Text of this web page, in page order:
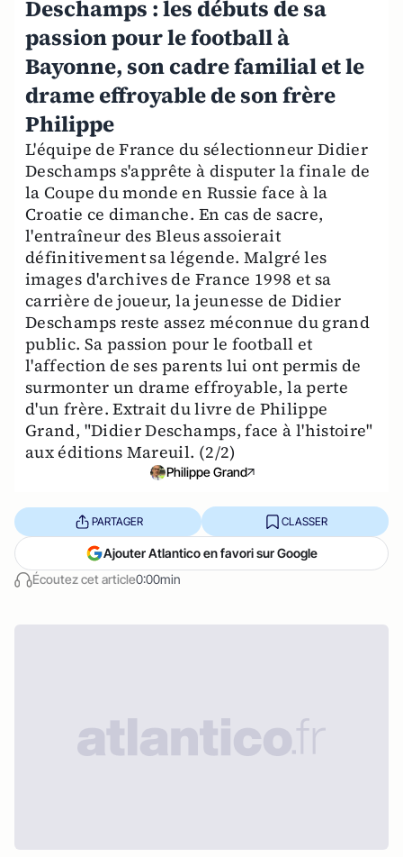
Deschamps : les débuts de sa
passion pour le football à
Bayonne, son cadre familial et le
drame effroyable de son frère
Philippe
L'équipe de France du sélectionneur Didier
Deschamps s'apprête à disputer la finale de
la Coupe du monde en Russie face à la
Croatie ce dimanche. En cas de sacre,
l'entraîneur des Bleus assoierait
définitivement sa légende. Malgré les
images d'archives de France 1998 et sa
carrière de joueur, la jeunesse de Didier
Deschamps reste assez méconnue du grand
public. Sa passion pour le football et
l'affection de ses parents lui ont permis de
surmonter un drame effroyable, la perte
d'un frère. Extrait du livre de Philippe
Grand, "Didier Deschamps, face à l'histoire"
aux éditions Mareuil. (2/2)
Philippe Grand
Écoutez cet article0:00min
PARTAGER CLASSER
Ajouter Atlantico en favori sur Google